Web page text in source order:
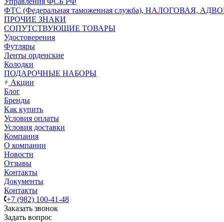
ФТС (Федеральная таможенная служба), НАЛОГОВАЯ,
ПРОЧИЕ ЗНАКИ
СОПУТСТВУЮЩИЕ ТОВАРЫ
Удостоверения
Футляры
Ленты орденские
Колодки
ПОДАРОЧНЫЕ НАБОРЫ
Акции
Блог
Бренды
Как купить
Условия оплаты
Условия доставки
Компания
О компании
Новости
Отзывы
Контакты
Документы
Контакты
+7 (982) 100-41-48
Заказать звонок
Задать вопрос